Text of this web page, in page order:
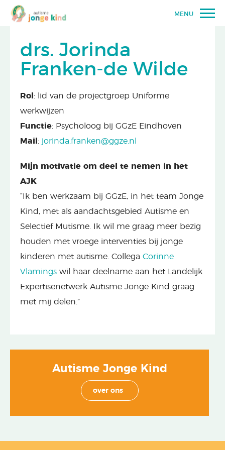
MENU
drs. Jorinda
Franken-de Wilde
Rol : lid van de projectgroep Uniforme
werkwijzen
Functie: Psycholoog bij GGzE Eindhoven
Mail : jorinda.franken@ggze.nl
Mijn motivatie om deel te nemen in het
AJK
“Ik ben werkzaam bij GGzE, in het team Jonge
Kind, met als aandachtsgebied Autisme en
Selectief Mutisme. Ik wil me graag meer bezig
houden met vroege interventies bij jonge
kinderen met autisme. Collega Corinne
Vlamings wil haar deelname aan het Landelijk
Expertisenetwerk Autisme Jonge Kind graag
met mij delen.”
Autisme Jonge Kind
over ons